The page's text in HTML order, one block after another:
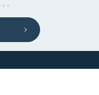
甲信越
州 その他